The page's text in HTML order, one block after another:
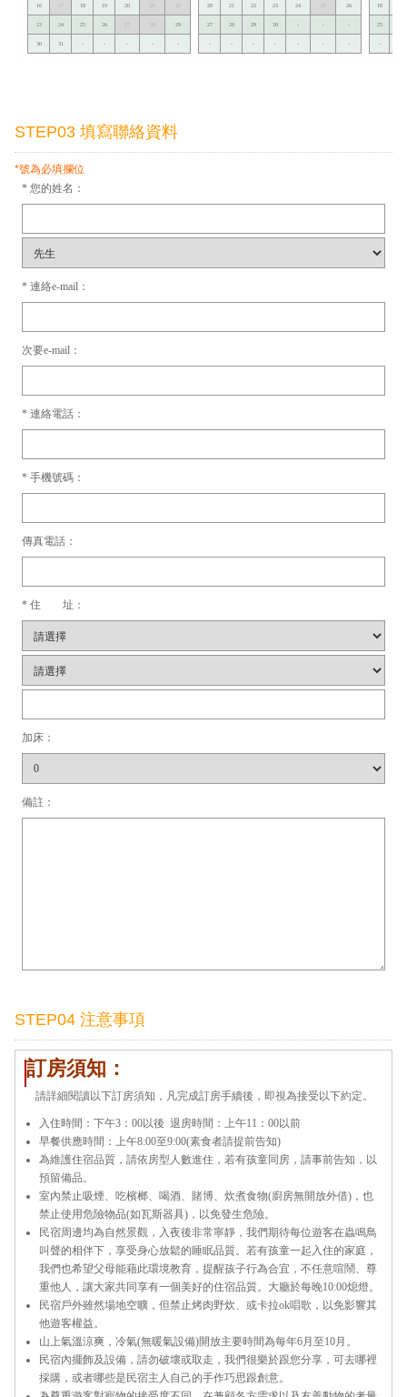
16 17 18 19 20 21
23 24 25 26 29
30 31 - - - - -
20 21 22 23 24 26
27 28 29 30 - - -
- - - - - - -
18
25
-
STEP03 填寫聯絡資料
*號為必填攔位
* 您的姓名：
* 連絡e-mail：
次要e-mail：
* 連絡電話：
* 手機號碼：
傳真電話：
* 住 址：
加床：
備註：
STEP04 注意事項
訂房須知：
請詳細閱讀以下訂房須知，凡完成訂房手續後，即視為接受以下約定。
入住時間：下午3：00以後 退房時間：上午11：00以前
早餐供應時間：上午8:00至9:00(素食者請提前告知)
為維護住宿品質，請依房型人數進住，若有孩童同房，請事前告知，以
預留備品。
室內禁止吸煙、吃檳榔、喝酒、賭博、炊煮食物(廚房無開放外借)，也
禁止使用危險物品(如瓦斯器具)，以免發生危險。
民宿周邊均為自然景觀，入夜後非常寧靜，我們期待每位遊客在蟲鳴鳥
叫聲的相伴下，享受身心放鬆的睡眠品質。若有孩童一起入住的家庭，
我們也希望父母能藉此環境教育，提醒孩子行為合宜，不任意喧鬧、尊
重他人，讓大家共同享有一個美好的住宿品質。大廳於每晚10:00熄燈。
民宿戶外雖然場地空曠，但禁止烤肉野炊、或卡拉ok唱歌，以免影響其
他遊客權益。
山上氣溫涼爽，冷氣(無暖氣設備)開放主要時間為每年6月至10月。
民宿內擺飾及設備，請勿破壞或取走，我們很樂於跟您分享，可去哪裡
採購，或者哪些是民宿主人自己的手作巧思跟創意。